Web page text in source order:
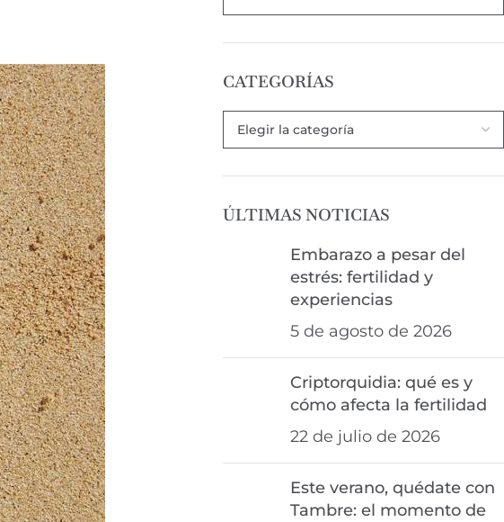
CATEGORÍAS
ÚLTIMAS NOTICIAS
Embarazo a pesar del
estrés: fertilidad y
experiencias
5 de agosto de 2026
Criptorquidia: qué es y
cómo afecta la fertilidad
22 de julio de 2026
Este verano, quédate con
Tambre: el momento de